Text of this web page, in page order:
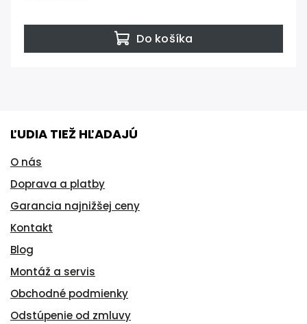
Do košíka
ĽUDIA TIEŽ HĽADAJÚ
O nás
Doprava a platby
Garancia najnižšej ceny
Kontakt
Blog
Montáž a servis
Obchodné podmienky
Odstúpenie od zmluvy